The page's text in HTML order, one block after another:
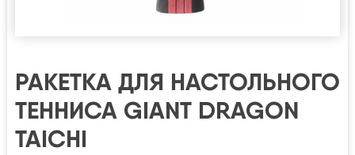
РАКЕТКА ДЛЯ НАСТОЛЬНОГО
ТЕННИСА GIANT DRAGON
TAICHI